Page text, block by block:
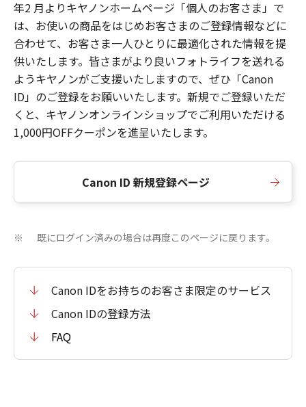
年2 月よりキヤノンホームページ「個人のお客さま」で
は、お使いの商品をはじめお客さまのご登録情報などに
合わせて、お客さま一人ひとりに最適化された情報を提
供いたします。皆さまがより良いフォトライフを送れる
ようキヤノンがご支援いたしますので、ぜひ「Canon
ID」のご登録をお願いいたします。新規でご登録いただ
くと、キヤノンオンラインショップでご利用いただける
1,000円OFFクーポンを進呈いたします。
Canon ID 新規登録ページ
※ 既にログイン済みの場合は再度このページに戻ります。
Canon IDをお持ちのお客さま限定のサービス
Canon IDの登録方法
FAQ